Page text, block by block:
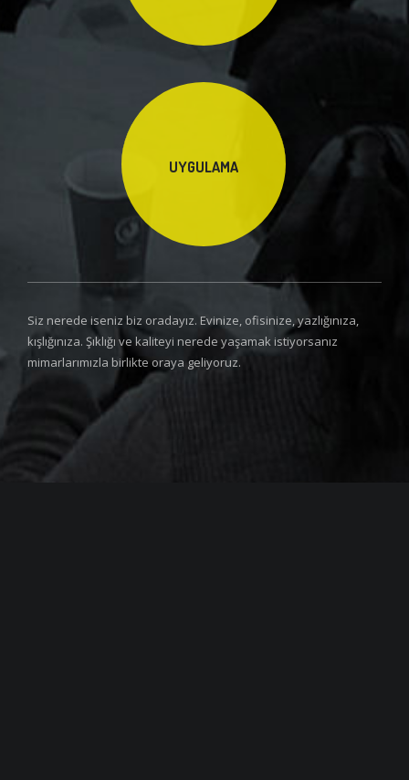
UYGULAMA
Siz nerede iseniz biz oradayız. Evinize, ofisinize, yazlığınıza,
kışlığınıza. Şıklığı ve kaliteyi nerede yaşamak istiyorsanız
mimarlarımızla birlikte oraya geliyoruz.